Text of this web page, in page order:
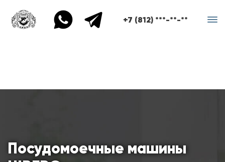
+7 (812) ***-**-**
Посудомоечные машины